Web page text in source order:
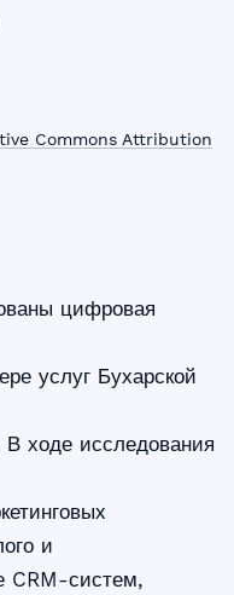
Commons Attribution
цифровая
услуг Бухарской
ходе исследования
и
CRM-систем,